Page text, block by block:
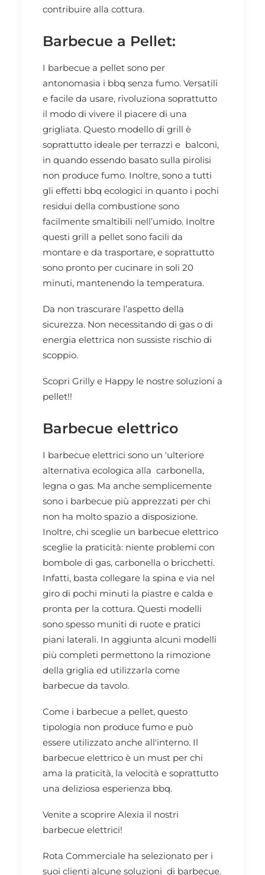
contribuire alla cottura.
Barbecue a Pellet:
I barbecue a pellet sono per
antonomasia i bbq senza fumo. Versatili
e facile da usare, rivoluziona soprattutto
il modo di vivere il piacere di una
grigliata. Questo modello di grill è
soprattutto ideale per terrazzi e balconi,
in quando essendo basato sulla pirolisi
non produce fumo. Inoltre, sono a tutti
gli effetti bbq ecologici in quanto i pochi
residui della combustione sono
facilmente smaltibili nell’umido. Inoltre
questi grill a pellet sono facili da
montare e da trasportare, e soprattutto
sono pronto per cucinare in soli 20
minuti, mantenendo la temperatura.
Da non trascurare l’aspetto della
sicurezza. Non necessitando di gas o di
energia elettrica non sussiste rischio di
scoppio.
Scopri Grilly e Happy le nostre soluzioni a
pellet!!
Barbecue elettrico
I barbecue elettrici sono un 'ulteriore
alternativa ecologica alla carbonella,
legna o gas. Ma anche semplicemente
sono i barbecue più apprezzati per chi
non ha molto spazio a disposizione.
Inoltre, chi sceglie un barbecue elettrico
sceglie la praticità: niente problemi con
bombole di gas, carbonella o bricchetti.
Infatti, basta collegare la spina e via nel
giro di pochi minuti la piastre e calda e
pronta per la cottura. Questi modelli
sono spesso muniti di ruote e pratici
piani laterali. In aggiunta alcuni modelli
più completi permettono la rimozione
della griglia ed utilizzarla come
barbecue da tavolo.
Come i barbecue a pellet, questo
tipologia non produce fumo e può
essere utilizzato anche all'interno. Il
barbecue elettrico è un must per chi
ama la praticità, la velocità e soprattutto
una deliziosa esperienza bbq.
Venite a scoprire Alexia il nostri
barbecue elettrici!
Rota Commerciale ha selezionato per i
suoi clienti alcune soluzioni di barbecue.